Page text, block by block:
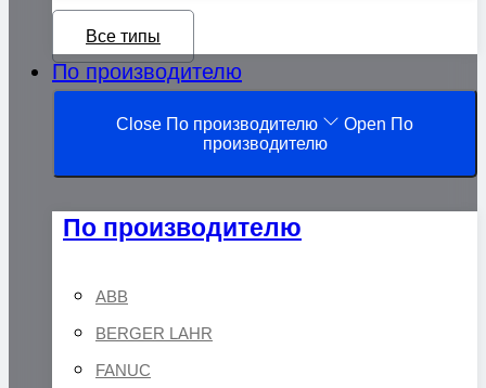
Все типы
По производителю
Close По производителю
Open По
производителю
По производителю
ABB
BERGER LAHR
FANUC